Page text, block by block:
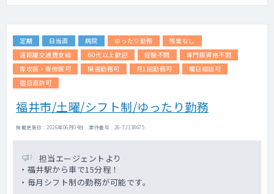
定期 日当直 病院 ゆったり勤務
残業なし
遠距離交通費支給
60代以上歓迎 経験不問
専門医資格不問
専攻医・専修医可
隔週勤務可 月1回勤務可
曜日相談可
宿日直許可
福井市/土曜/シフト制/ゆったり勤務
掲載更新日 : 2026年06月04日 案件番号 : 26-TJ338675
担当エージェントより
・福井駅から車で15分程！
・毎月シフト制の勤務が可能です。